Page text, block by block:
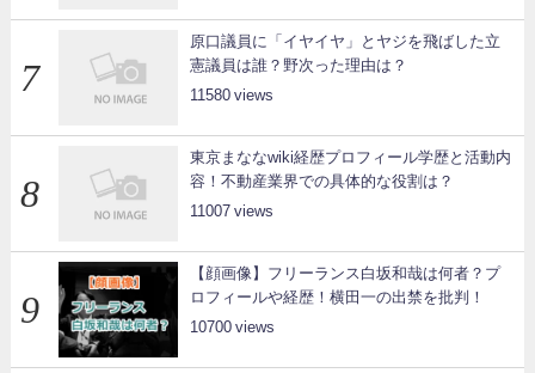
原口議員に「イヤイヤ」とヤジを飛ばした立
憲議員は誰？野次った理由は？
11580
東京まななwiki経歴プロフィール学歴と活動内
容！不動産業界での具体的な役割は？
11007
【顔画像】フリーランス白坂和哉は何者？プ
ロフィールや経歴！横田一の出禁を批判！
10700